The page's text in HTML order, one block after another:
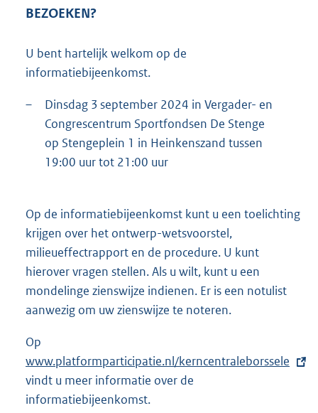
BEZOEKEN?
U bent hartelijk welkom op de
informatiebijeenkomst.
–
Dinsdag 3 september 2024 in Vergader- en
Congrescentrum Sportfondsen De Stenge
op Stengeplein 1 in Heinkenszand tussen
19:00 uur tot 21:00 uur
Op de informatiebijeenkomst kunt u een toelichting
krijgen over het ontwerp-wetsvoorstel,
milieueffectrapport en de procedure. U kunt
hierover vragen stellen. Als u wilt, kunt u een
mondelinge zienswijze indienen. Er is een notulist
aanwezig om uw zienswijze te noteren.
Op
x
t
e
www.platformparticipatie.nl/kerncentraleborssele
vindt u meer informatie over de
informatiebijeenkomst.